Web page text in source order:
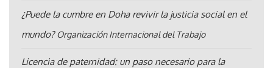
¿Puede la cumbre en Doha revivir la justicia social en el
mundo? Organización Internacional del Trabajo
Licencia de paternidad: un paso necesario para la